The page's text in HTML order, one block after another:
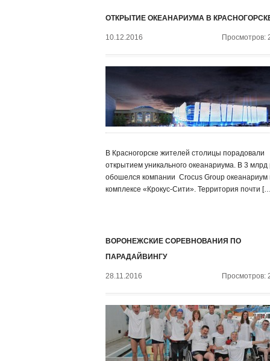
ОТКРЫТИЕ ОКЕАНАРИУМА В
10.12.2016 Просмотров:
В Красногорске жителей столицы порадовали
открытием уникального океанариума. В 3 млрд
обошелся компании ‍ Crocus Group океанариум
комплексе «Крокус-Сити». Территория почти
ВОРОНЕЖСКИЕ СОРЕВНОВАНИЯ ПО
ПАРАДАЙВИНГУ
28.11.2016 Просмотров: